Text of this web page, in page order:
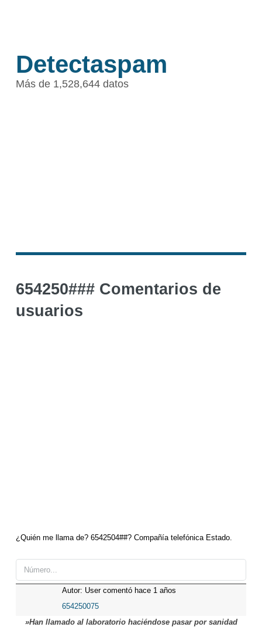
Detectaspam
Más de 1,528,644 datos
654250### Comentarios de
usuarios
¿Quién me llama de? 6542504##? Compañía telefónica Estado.
Autor: User comentó hace 1 años
654250075
»Han llamado al laboratorio haciéndose pasar por sanidad